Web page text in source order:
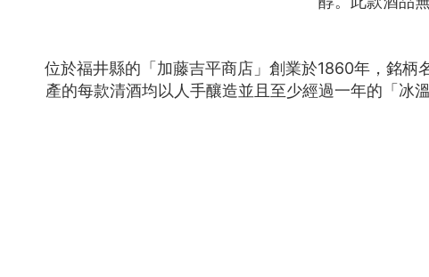
位於福井縣的「加藤吉平商店」創業於1860年，銘
產的每款清酒均以人手釀造並且至少經過一年的「冰